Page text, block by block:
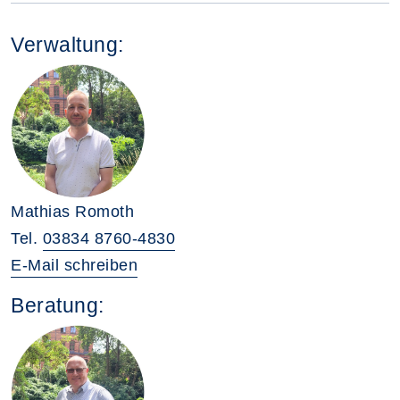
Verwaltung:
Mathias Romoth
Tel. 03834 8760-4830
E-Mail schreiben
Beratung: